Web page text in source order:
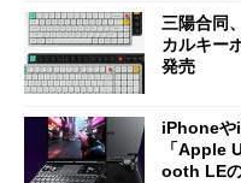
三陽合同
カルキー
発売
iPhoneや
「Apple
ooth LE